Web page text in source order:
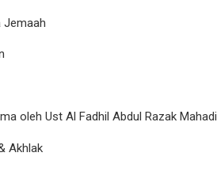
Ust Al Fadhil Abdul Razak Mahadi